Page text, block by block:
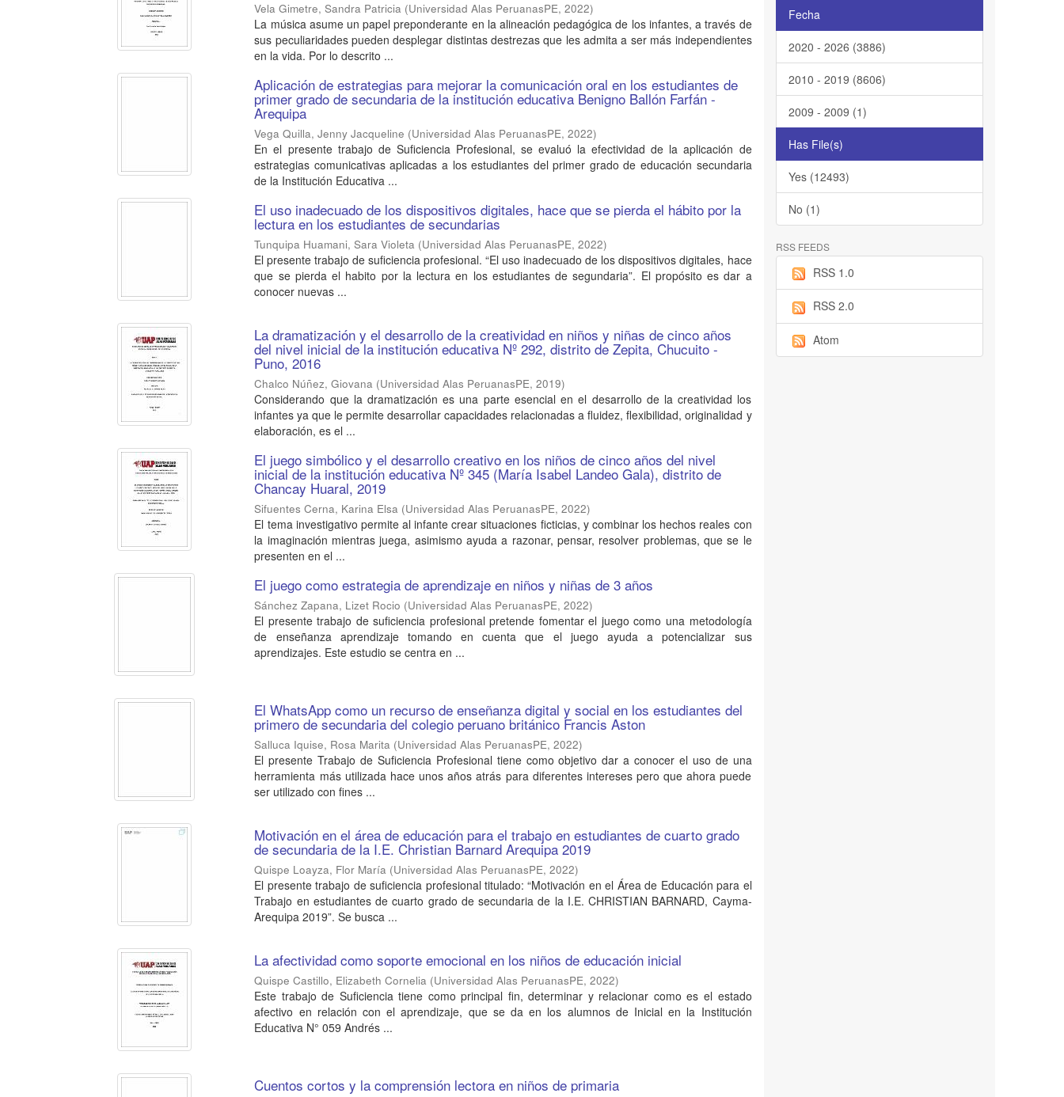
Vela Gimetre, Sandra Patricia (Universidad Alas PeruanasPE,2022)
La música asume un papel preponderante en la alineación pedagógica de los infantes, a través de
sus peculiaridades pueden desplegar distintas destrezas que les admita a ser más independientes
en la vida. Por lo descrito ...
Aplicación de estrategias para mejorar la comunicación oral en los estudiantes de
primer grado de secundaria de la institución educativa Benigno Ballón Farfán -
Arequipa
Vega Quilla, Jenny Jacqueline (Universidad Alas PeruanasPE,2022)
En el presente trabajo de Suficiencia Profesional, se evaluó la efectividad de la aplicación de
estrategias comunicativas aplicadas a los estudiantes del primer grado de educación secundaria
de la Institución Educativa ...
El uso inadecuado de los dispositivos digitales, hace que se pierda el hábito por la
lectura en los estudiantes de secundarias
Tunquipa Huamani, Sara Violeta (Universidad Alas PeruanasPE,2022)
El presente trabajo de suficiencia profesional. “El uso inadecuado de los dispositivos digitales, hace
que se pierda el habito por la lectura en los estudiantes de segundaria”. El propósito es dar a
conocer nuevas ...
La dramatización y el desarrollo de la creatividad en niños y niñas de cinco años
del nivel inicial de la institución educativa Nº 292, distrito de Zepita, Chucuito -
Puno, 2016
Chalco Núñez, Giovana (Universidad Alas PeruanasPE,2019)
Considerando que la dramatización es una parte esencial en el desarrollo de la creatividad los
infantes ya que le permite desarrollar capacidades relacionadas a fluidez, flexibilidad, originalidad y
elaboración, es el ...
El juego simbólico y el desarrollo creativo en los niños de cinco años del nivel
inicial de la institución educativa Nº 345 (María Isabel Landeo Gala), distrito de
Chancay Huaral, 2019
Sifuentes Cerna, Karina Elsa (Universidad Alas PeruanasPE,2022)
El tema investigativo permite al infante crear situaciones ficticias, y combinar los hechos reales con
la imaginación mientras juega, asimismo ayuda a razonar, pensar, resolver problemas, que se le
presenten en el ...
El juego como estrategia de aprendizaje en niños y niñas de 3 años
Sánchez Zapana, Lizet Rocio (Universidad Alas PeruanasPE,2022)
El presente trabajo de suficiencia profesional pretende fomentar el juego como una metodología
de enseñanza aprendizaje tomando en cuenta que el juego ayuda a potencializar sus
aprendizajes. Este estudio se centra en ...
El WhatsApp como un recurso de enseñanza digital y social en los estudiantes del
primero de secundaria del colegio peruano británico Francis Aston
Salluca Iquise, Rosa Marita (Universidad Alas PeruanasPE,2022)
El presente Trabajo de Suficiencia Profesional tiene como objetivo dar a conocer el uso de una
herramienta más utilizada hace unos años atrás para diferentes intereses pero que ahora puede
ser utilizado con fines ...
Motivación en el área de educación para el trabajo en estudiantes de cuarto grado
de secundaria de la I.E. Christian Barnard Arequipa 2019
Quispe Loayza, Flor María (Universidad Alas PeruanasPE,2022)
El presente trabajo de suficiencia profesional titulado: “Motivación en el Área de Educación para el
Trabajo en estudiantes de cuarto grado de secundaria de la I.E. CHRISTIAN BARNARD, Cayma-
Arequipa 2019”. Se busca ...
La afectividad como soporte emocional en los niños de educación inicial
Quispe Castillo, Elizabeth Cornelia (Universidad Alas PeruanasPE,2022)
Este trabajo de Suficiencia tiene como principal fin, determinar y relacionar como es el estado
afectivo en relación con el aprendizaje, que se da en los alumnos de Inicial en la Institución
Educativa N° 059 Andrés ...
Cuentos cortos y la comprensión lectora en niños de primaria
Fecha
2020 - 2026 (3886)
2010 - 2019 (8606)
2009 - 2009 (1)
Has File(s)
Yes (12493)
No (1)
RSS FEEDS
RSS 1.0
RSS 2.0
Atom